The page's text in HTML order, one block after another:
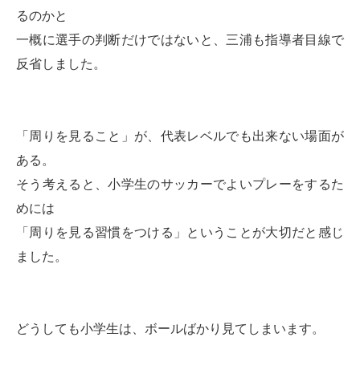
るのかと
一概に選手の判断だけではないと、三浦も指導者目線で
反省しました。
「周りを見ること」が、代表レベルでも出来ない場面が
ある。
そう考えると、小学生のサッカーでよいプレーをするた
めには
「周りを見る習慣をつける」ということが大切だと感じ
ました。
どうしても小学生は、ボールばかり見てしまいます。